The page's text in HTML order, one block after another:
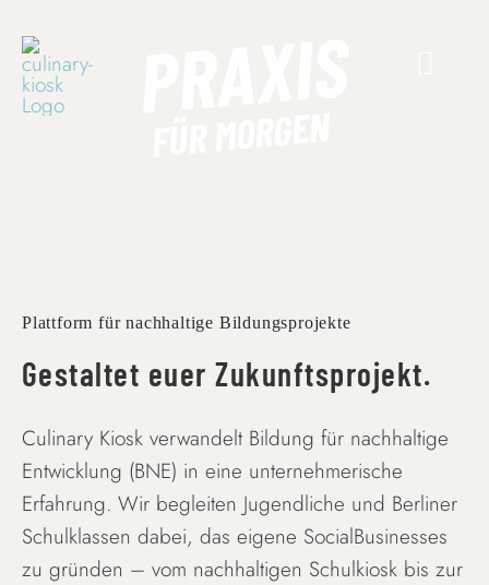
content
Plattform für nachhaltige Bildungsprojekte
Gestaltet euer Zukunftsprojekt.
Culinary Kiosk verwandelt Bildung für nachhaltige
Entwicklung (BNE) in eine unternehmerische
Erfahrung. Wir begleiten Jugendliche und Berliner
Schulklassen dabei, das eigene SocialBusinesses
zu gründen – vom nachhaltigen Schulkiosk bis zur